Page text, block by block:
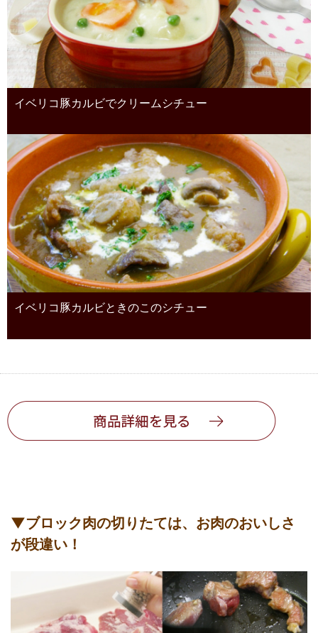
イベリコ豚カルビでクリームシチュー
イベリコ豚カルビときのこのシチュー
▼ブロック肉の切りたては、お肉のおいしさ
が段違い！